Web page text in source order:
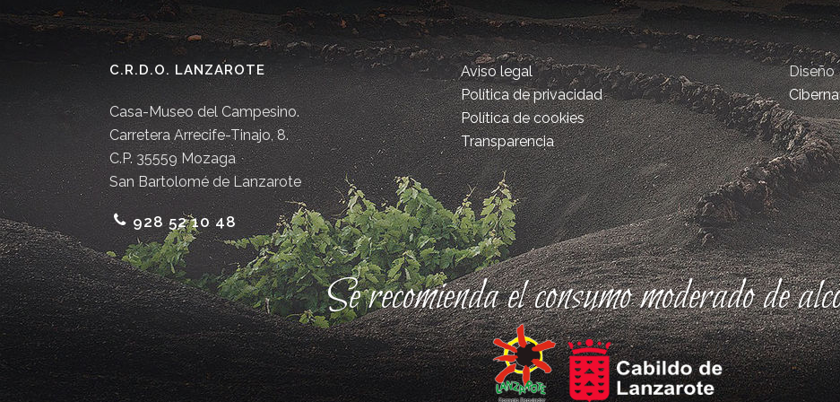
C.R.D.O. LANZAROTE
Casa-Museo del Campesino.
Carretera Arrecife-Tinajo, 8.
C.P. 35559 Mozaga
San Bartolomé de Lanzarote
928 52 10 48
Aviso legal
Política de privacidad
Política de cookies
Transparencia
Se recomienda el consumo moderado de